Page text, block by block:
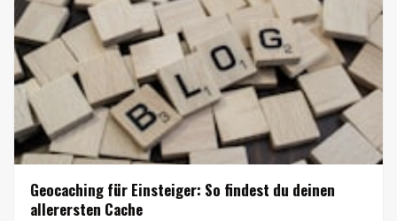
Geocaching für Einsteiger: So findest du deinen
allerersten Cache